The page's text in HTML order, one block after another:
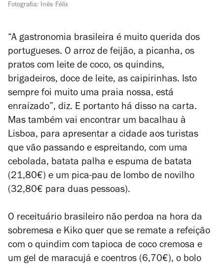
Fotografia: Inês Félix
“A gastronomia brasileira é muito querida dos
portugueses. O arroz de feijão, a picanha, os
pratos com leite de coco, os quindins,
brigadeiros, doce de leite, as caipirinhas. Isto
sempre foi muito uma praia nossa, está
enraízado”, diz. E portanto há disso na carta.
Mas também vai encontrar um bacalhau à
Lisboa, para apresentar a cidade aos turistas
que vão passando e espreitando, com uma
cebolada, batata palha e espuma de batata
(21,80€) e um pica-pau de lombo de novilho
(32,80€ para duas pessoas).
O receituário brasileiro não perdoa na hora da
sobremesa e Kiko quer que se remate a refeição
com o quindim com tapioca de coco cremosa e
um gel de maracujá e coentros (6,70€), o bolo